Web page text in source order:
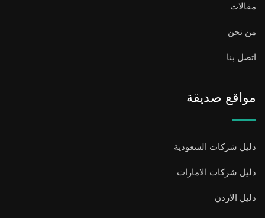
مقالات
من نحن
اتصل بنا
مواقع صديقة
دليل شركات السعودية
دليل شركات الامارات
دليل الاردن